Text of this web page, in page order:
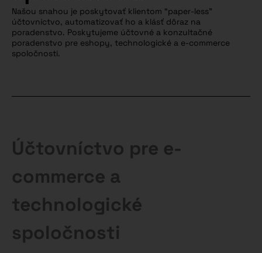
Našou snahou je poskytovať klientom “paper-less”
účtovníctvo, automatizovať ho a klásť dôraz na
poradenstvo. Poskytujeme účtovné a konzultačné
poradenstvo pre eshopy, technologické a e-commerce
spoločnosti.
Účtovníctvo pre e-
commerce a
technologické
spoločnosti